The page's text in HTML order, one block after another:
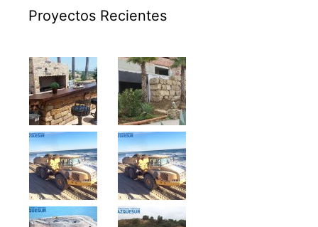
Proyectos Recientes